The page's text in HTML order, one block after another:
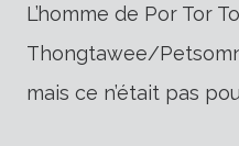
L’homme de Por Tor
Thongtawee/
mais ce n’était pas